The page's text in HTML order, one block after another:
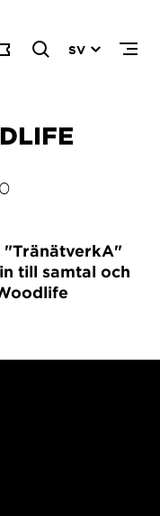
SV
"TränätverkA"
till samtal och